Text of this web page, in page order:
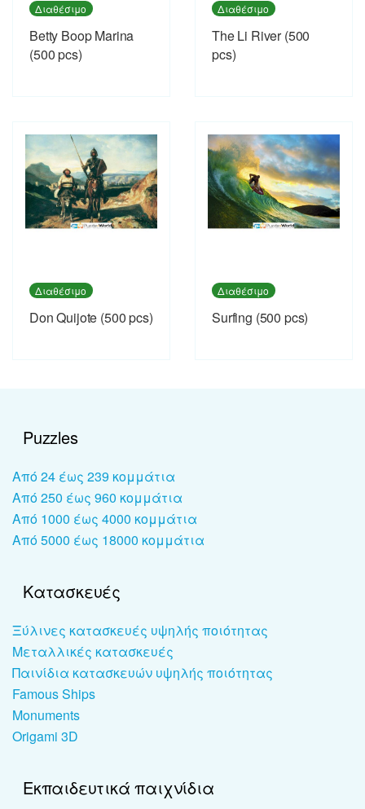
Διαθέσιμο
Betty Boop Marina
(500 pcs)
Διαθέσιμο
The Li River (500
pcs)
Διαθέσιμο
Don Quijote (500 pcs)
Διαθέσιμο
Surfing (500 pcs)
Puzzles
Από 24 έως 239 κομμάτια
Από 250 έως 960 κομμάτια
Από 1000 έως 4000 κομμάτια
Από 5000 έως 18000 κομμάτια
Κατασκευές
Ξύλινες κατασκευές υψηλής ποιότητας
Μεταλλικές κατασκευές
Παινίδια κατασκευών υψηλής ποιότητας
Famous Ships
Monuments
Origami 3D
Εκπαιδευτικά παιχνίδια